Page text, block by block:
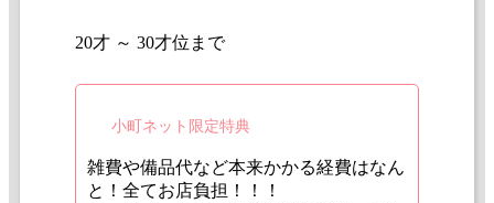
20才 ～ 30才位まで
小町ネット限定特典
雑費や備品代など本来かかる経費はなん
と！全てお店負担！！！